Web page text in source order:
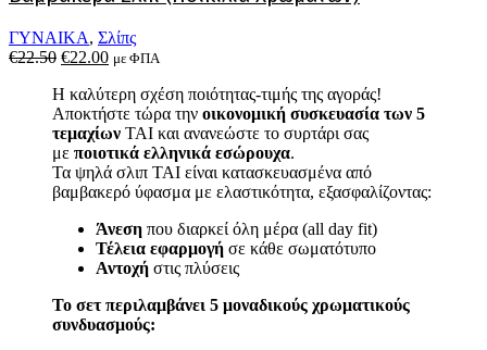
ΓΥΝΑΙΚΑ, Σλίπς
€22.50 Original
was:
€22.50.
€22.00Η
τιμή
είναι:
€22.00.
με ΦΠΑ
Η καλύτερη σχέση ποιότητας-τιμής της αγοράς!
Αποκτήστε τώρα την οικονομική συσκευασία των 5
τεμαχίων TAI και ανανεώστε το συρτάρι σας
με ποιοτικά ελληνικά εσώρουχα.
Τα ψηλά σλιπ TAI είναι κατασκευασμένα από
βαμβακερό ύφασμα με ελαστικότητα, εξασφαλίζοντας:
Άνεση που διαρκεί όλη μέρα (all day fit)
Τέλεια εφαρμογή σε κάθε σωματότυπο
Αντοχή στις πλύσεις
Το σετ περιλαμβάνει 5 μοναδικούς χρωματικούς
συνδυασμούς: